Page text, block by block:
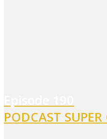
PODCAST SUPER